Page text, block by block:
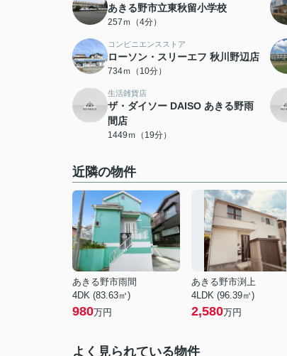
あきる野市立東秋留小学校
257ｍ（4分）
コンビニエンスストア
ローソン・スリーエフ 秋川野辺店
734ｍ（10分）
生活雑貨店
ザ・ダイソー DAISO あきる野雨
間店
1449ｍ（19分）
近隣の物件
あきる野市雨間
4DK (83.63㎡)
980万円
あきる野市渕上
4LDK (96.39㎡)
2,580万円
よく見られている物件